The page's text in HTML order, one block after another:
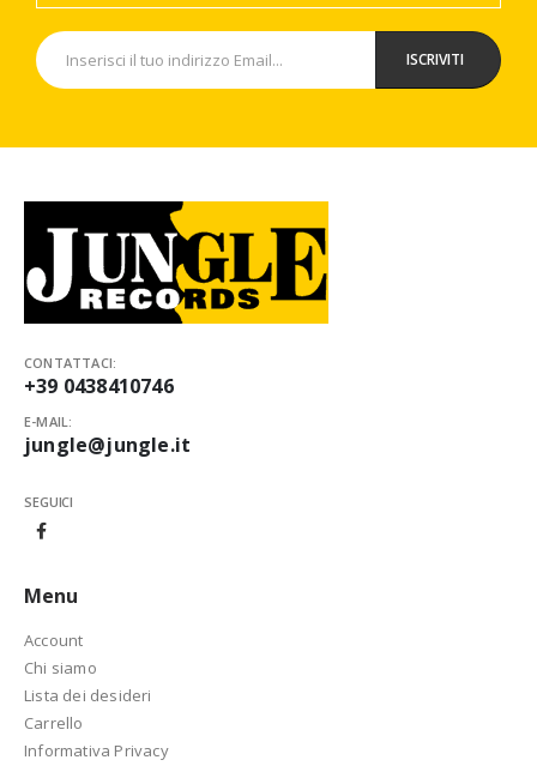
CONTATTACI:
+39 0438410746
E-MAIL:
jungle@jungle.it
SEGUICI
Menu
Account
Chi siamo
Lista dei desideri
Carrello
Informativa Privacy